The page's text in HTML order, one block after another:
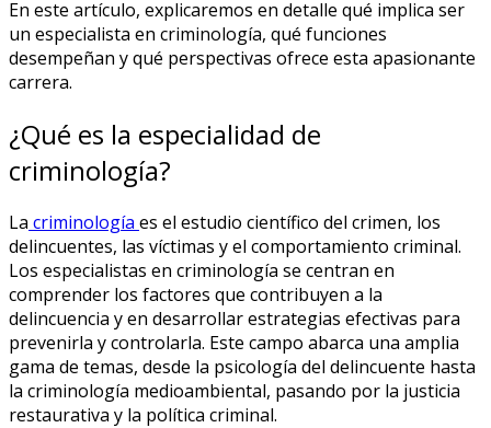
En este artículo, explicaremos en detalle qué implica ser
un especialista en criminología, qué funciones
desempeñan y qué perspectivas ofrece esta apasionante
carrera.
¿Qué es la especialidad de
criminología?
La criminología es el estudio científico del crimen, los
delincuentes, las víctimas y el comportamiento criminal.
Los especialistas en criminología se centran en
comprender los factores que contribuyen a la
delincuencia y en desarrollar estrategias efectivas para
prevenirla y controlarla. Este campo abarca una amplia
gama de temas, desde la psicología del delincuente hasta
la criminología medioambiental, pasando por la justicia
restaurativa y la política criminal.